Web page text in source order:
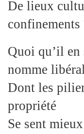
De lieux
confinements
Quoi qu’il en
nomme
Dont les
propriété
Se sent